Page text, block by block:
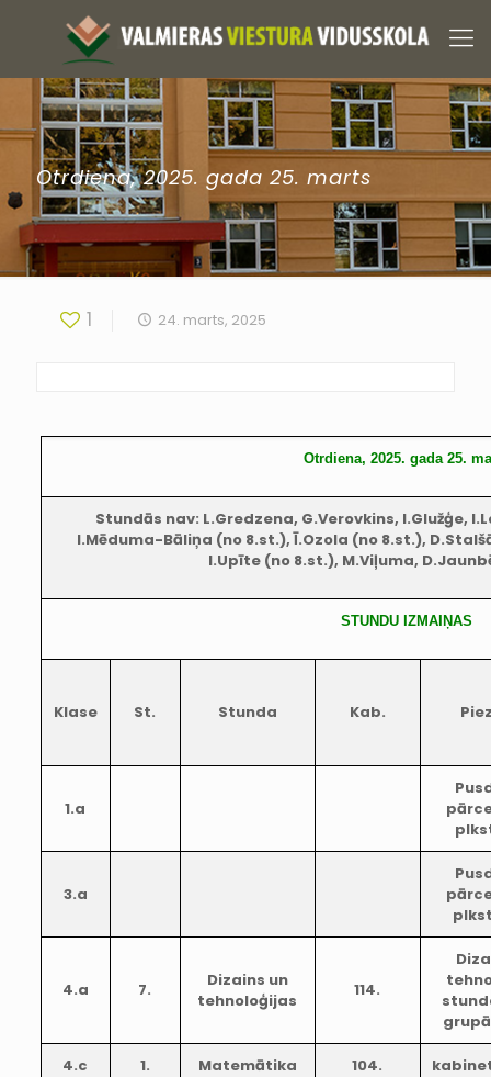
Otrdiena, 2025. gada 25. marts
1 24. marts, 2025
Otrdiena, 2025. gada 25.
Stundās nav: L.Gredzena, G.Verovkins, I.Glužģe,
I.Mēduma-Bāliņa (no 8.st.), Ī.Ozola (no 8.st.),
I.Upīte (no 8.st.), M.Viļuma,
STUNDU IZMAIŅAS
Klase St. Stunda Kab.
1.a
3.a
4.a 7.
Dizains un
tehnoloģijas
114.
4.c 1. Matemātika 104.